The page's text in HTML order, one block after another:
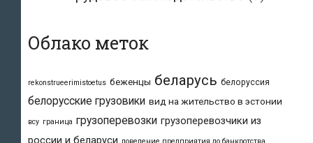
Облако меток
rekonstrueerimistoetus беженцы беларусь белоруссия
белорусские грузовики вид на жительство в эстонии
всу граница грузоперевозки грузоперевозчики из
россии и беларуси доведение предприятия до банкротства